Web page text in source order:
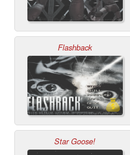
Flashback
Star Goose!